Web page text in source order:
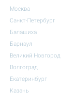
Москва
Санкт-Петербург
Балашиха
Барнаул
Великий Новгород
Волгоград
Екатеринбург
Казань